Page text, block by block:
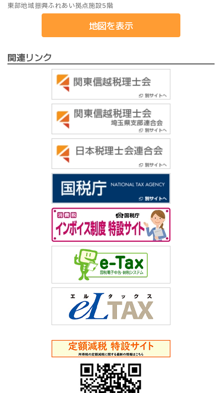
東部地域振興ふれあい拠点施設5階
地図を表示
関連リンク